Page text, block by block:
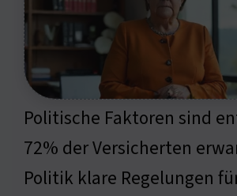
Politische Faktoren sind
72% der Versicherten
Politik klare Regelungen